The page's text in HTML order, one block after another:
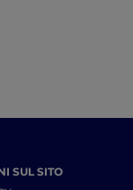
SUL SITO